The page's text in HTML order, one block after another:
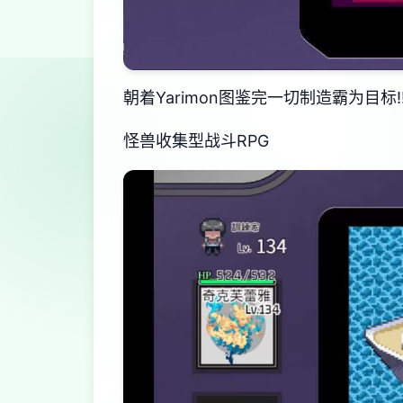
朝着Yarimon图鉴完一切制造霸为目标
怪兽收集型战斗RPG